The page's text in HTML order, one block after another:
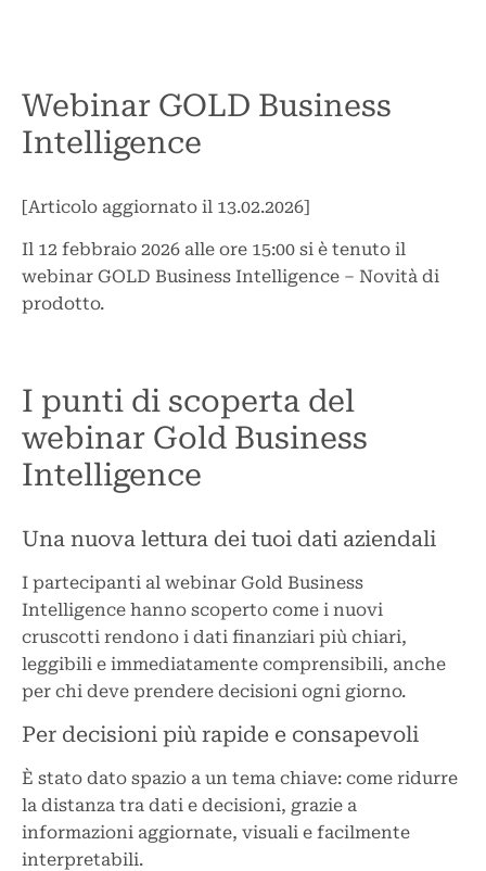
Webinar GOLD Business
Intelligence
[Articolo aggiornato il 13.02.2026]
Il 12 febbraio 2026 alle ore 15:00 si è tenuto il
webinar GOLD Business Intelligence – Novità di
prodotto.
I punti di scoperta del
webinar Gold Business
Intelligence
Una nuova lettura dei tuoi dati aziendali
I partecipanti al webinar Gold Business
Intelligence hanno scoperto come i nuovi
cruscotti rendono i dati finanziari più chiari,
leggibili e immediatamente comprensibili, anche
per chi deve prendere decisioni ogni giorno.
Per decisioni più rapide e consapevoli
È stato dato spazio a un tema chiave: come ridurre
la distanza tra dati e decisioni, grazie a
informazioni aggiornate, visuali e facilmente
interpretabili.